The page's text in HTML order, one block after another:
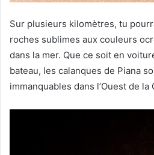
Sur plusieurs kilomètres, tu
roches sublimes aux couleurs
dans la mer. Que ce soit en
bateau, les calanques de Piana
immanquables dans l’Ouest de la